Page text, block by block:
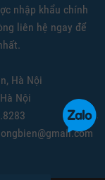
nhập khẩu chính
liên hệ ngay để
Hà Nội
Nội